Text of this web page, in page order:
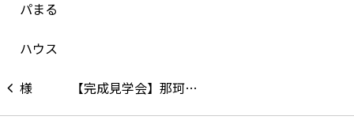
【完成見学会】那珂…